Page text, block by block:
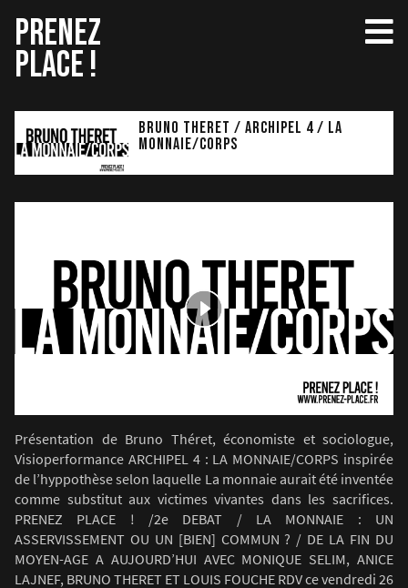
contenu
PRENEZ
PLACE !
BRUNO THERET / ARCHIPEL 4 / LA
MONNAIE/CORPS
Présentation de Bruno Théret, économiste et sociologue,
Visioperformance ARCHIPEL 4 : LA MONNAIE/CORPS inspirée
de l’hyppothèse selon laquelle La monnaie aurait été inventée
comme substitut aux victimes vivantes dans les sacrifices.
PRENEZ PLACE ! /2e DEBAT / LA MONNAIE : UN
ASSERVISSEMENT OU UN [BIEN] COMMUN ? / DE LA FIN DU
MOYEN-AGE A AUJOURD’HUI AVEC MONIQUE SELIM, ANICE
LAJNEF, BRUNO THERET ET LOUIS FOUCHE RDV ce vendredi 26